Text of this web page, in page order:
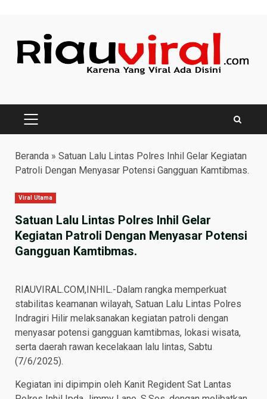
content
PRIMARY
Beranda » Satuan Lalu Lintas Polres Inhil Gelar Kegiatan
Patroli Dengan Menyasar Potensi Gangguan Kamtibmas.
Viral Utama
Satuan Lalu Lintas Polres Inhil Gelar
Kegiatan Patroli Dengan Menyasar Potensi
Gangguan Kamtibmas.
RIAUVIRAL.COM,INHIL.-Dalam rangka memperkuat
stabilitas keamanan wilayah, Satuan Lalu Lintas Polres
Indragiri Hilir melaksanakan kegiatan patroli dengan
menyasar potensi gangguan kamtibmas, lokasi wisata,
serta daerah rawan kecelakaan lalu lintas, Sabtu
(7/6/2025).
Kegiatan ini dipimpin oleh Kanit Regident Sat Lantas